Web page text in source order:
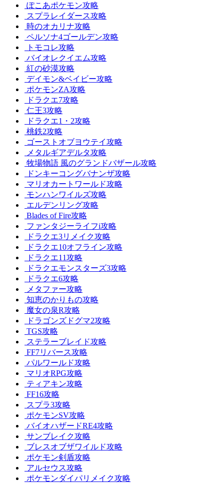
ぽこあポケモン攻略
スプラレイダース攻略
時のオカリナ攻略
ペルソナ4ゴールデン攻略
トモコレ攻略
バイオレクイエム攻略
紅の砂漠攻略
デイモン&ベイビー攻略
ポケモンZA攻略
ドラクエ7攻略
仁王3攻略
ドラクエ1・2攻略
桃鉄2攻略
ゴーストオブヨウテイ攻略
メタルギアデルタ攻略
牧場物語 風のグランドバザール攻略
ドンキーコングバナンザ攻略
マリオカートワールド攻略
モンハンワイルズ攻略
エルデンリング攻略
Blades of Fire攻略
ファンタジーライフi攻略
ドラクエ3リメイク攻略
ドラクエ10オフライン攻略
ドラクエ11攻略
ドラクエモンスターズ3攻略
ドラクエ6攻略
メタファー攻略
知恵のかりもの攻略
魔女の泉R攻略
ドラゴンズドグマ2攻略
TGS攻略
ステラーブレイド攻略
FF7リバース攻略
パルワールド攻略
マリオRPG攻略
ティアキン攻略
FF16攻略
スプラ3攻略
ポケモンSV攻略
バイオハザードRE4攻略
サンブレイク攻略
ブレスオブザワイルド攻略
ポケモン剣盾攻略
アルセウス攻略
ポケモンダイパリメイク攻略